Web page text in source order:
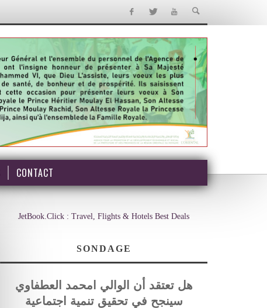
CONTACT
JetBook.Click : Travel, Flights & Hotels Best Deals
SONDAGE
هل تعتقد أن الوالي امحمد العطفاوي
سينجح في تحقيق تنمية اجتماعية